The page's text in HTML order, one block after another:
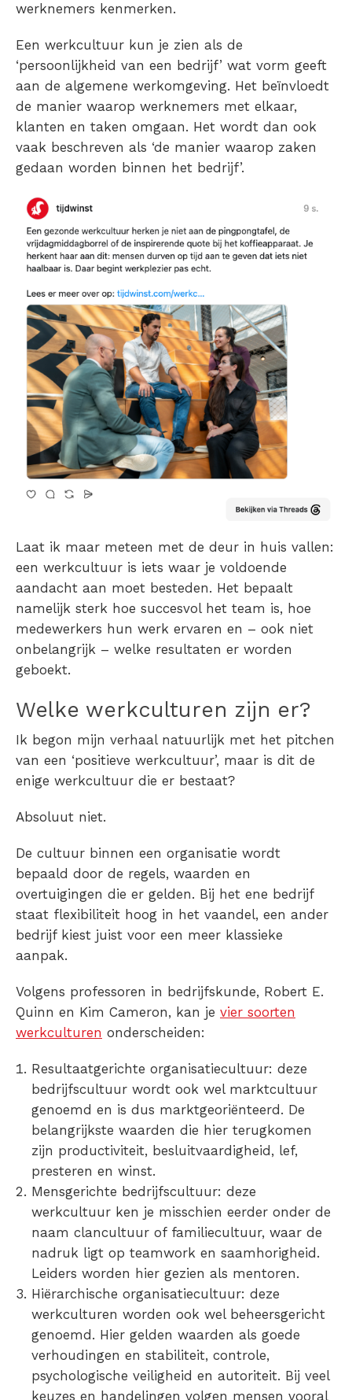
werknemers kenmerken.
Een werkcultuur kun je zien als de
‘persoonlijkheid van een bedrijf’ wat vorm geeft
aan de algemene werkomgeving. Het beïnvloedt
de manier waarop werknemers met elkaar,
klanten en taken omgaan. Het wordt dan ook
vaak beschreven als ‘de manier waarop zaken
gedaan worden binnen het bedrijf’.
Laat ik maar meteen met de deur in huis vallen:
een werkcultuur is iets waar je voldoende
aandacht aan moet besteden. Het bepaalt
namelijk sterk hoe succesvol het team is, hoe
medewerkers hun werk ervaren en – ook niet
onbelangrijk – welke resultaten er worden
geboekt.
Welke werkculturen zijn er?
Ik begon mijn verhaal natuurlijk met het pitchen
van een ‘positieve werkcultuur’, maar is dit de
enige werkcultuur die er bestaat?
Absoluut niet.
De cultuur binnen een organisatie wordt
bepaald door de regels, waarden en
overtuigingen die er gelden. Bij het ene bedrijf
staat flexibiliteit hoog in het vaandel, een ander
bedrijf kiest juist voor een meer klassieke
aanpak.
Volgens professoren in bedrijfskunde, Robert E.
Quinn en Kim Cameron, kan je vier soorten
werkculturen onderscheiden:
Resultaatgerichte organisatiecultuur: deze
bedrijfscultuur wordt ook wel marktcultuur
genoemd en is dus marktgeoriënteerd. De
belangrijkste waarden die hier terugkomen
zijn productiviteit, besluitvaardigheid, lef,
presteren en winst.
Mensgerichte bedrijfscultuur: deze
werkcultuur ken je misschien eerder onder de
naam clancultuur of familiecultuur, waar de
nadruk ligt op teamwork en saamhorigheid.
Leiders worden hier gezien als mentoren.
Hiërarchische organisatiecultuur: deze
werkculturen worden ook wel beheersgericht
genoemd. Hier gelden waarden als goede
verhoudingen en stabiliteit, controle,
psychologische veiligheid en autoriteit. Bij veel
keuzes en handelingen volgen mensen vooral